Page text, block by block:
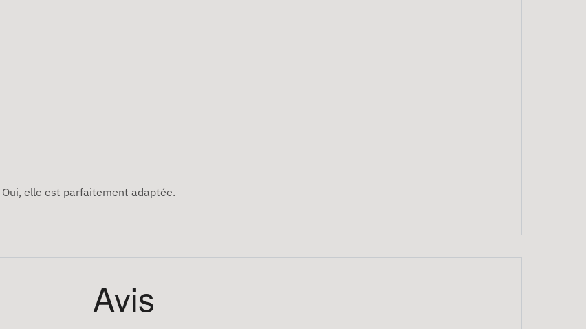
Oui, elle est parfaitement adaptée.
Avis